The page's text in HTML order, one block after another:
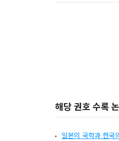
해당 권호 수록
일본의 국학과 한국